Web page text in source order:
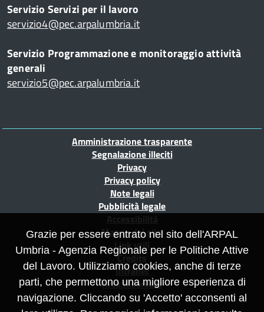
Servizio Servizi per il lavoro
servizio4@pec.arpalumbria.it
Servizio Programmazione e monitoraggio attività
generali
servizio5@pec.arpalumbria.it
Piè
Amministrazione trasparente
Segnalazione illeciti
Privacy
Privacy policy
Note legali
Pubblicità legale
Mappa del sito
Link utili
Credits
Intranet
Area Riservata
Grazie per essere entrato nel sito dell'ARPAL
Umbria - Agenzia Regionale per le Politiche Attive
del Lavoro. Utilizziamo cookies, anche di terze
parti, che permettono una migliore esperienza di
navigazione. Cliccando su 'Accetto' acconsenti al